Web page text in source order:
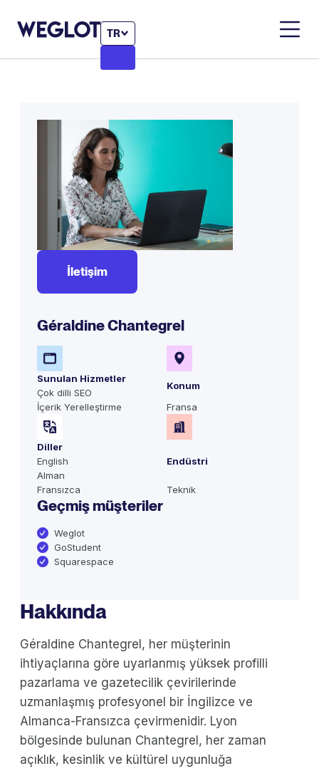
TR
İletişim
Géraldine Chantegrel
Sunulan Hizmetler
Çok dilli SEO
İçerik Yerelleştirme
Konum
Fransa
Diller
English
Alman
Fransızca
Endüstri
Teknik
Geçmiş müşteriler
Weglot
GoStudent
Squarespace
Hakkında
Géraldine Chantegrel, her müşterinin
ihtiyaçlarına göre uyarlanmış yüksek profilli
pazarlama ve gazetecilik çevirilerinde
uzmanlaşmış profesyonel bir İngilizce ve
Almanca-Fransızca çevirmenidir. Lyon
bölgesinde bulunan Chantegrel, her zaman
açıklık, kesinlik ve kültürel uygunluğa